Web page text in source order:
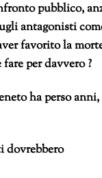
pubblico,
antagonisti
favorito la
per davvero ?
ha perso anni,
dovrebbero